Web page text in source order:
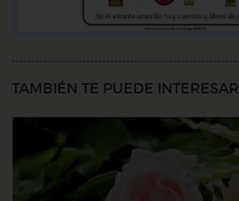
TAMBIÉN TE PUEDE INTERESAR